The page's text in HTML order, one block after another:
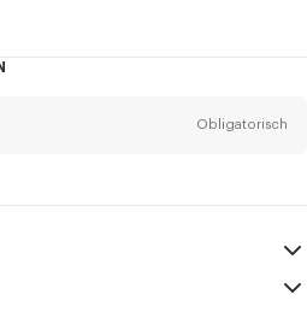
Obligatorisch